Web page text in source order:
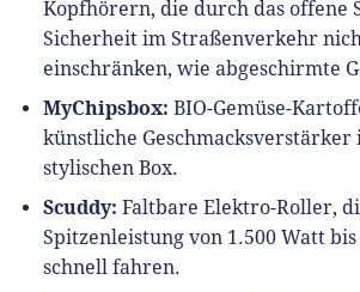
Kopfhörern, die durch das offene
Sicherheit im Straßenverkehr
einschränken, wie abgeschirmte
MyChipsbox: BIO-Gemüse-
künstliche Geschmacksverstärker
stylischen Box.
Scuddy: Faltbare Elektro-Roller,
Spitzenleistung von 1.500 Watt
schnell fahren.